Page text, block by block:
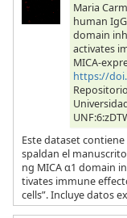
Maria
human
domain
activates
MICA-
https://
Este dataset
spaldan el
ng MICA α1 domain
tivates immune
cells”. Incluye datos